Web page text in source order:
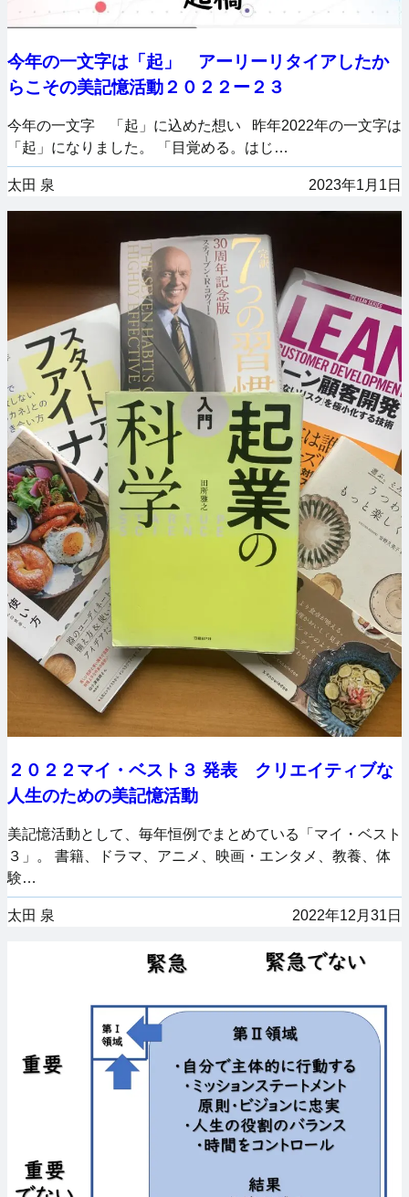
今年の一文字は「起」 アーリーリタイアしたか
らこその美記憶活動２０２２ー２３
今年の一文字 「起」に込めた想い 昨年2022年の一文字は
「起」になりました。 「目覚める。はじ…
太田 泉 2023年1月1日
２０２２マイ・ベスト３ 発表 クリエイティブな
人生のための美記憶活動
美記憶活動として、毎年恒例でまとめている「マイ・ベスト
３」。 書籍、ドラマ、アニメ、映画・エンタメ、教養、体
験…
太田 泉 2022年12月31日